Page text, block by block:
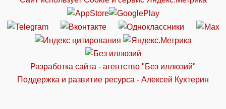
Разработка сайта - агентство "Без иллюзий"
Поддержка и развитие ресурса - Алексей Кухтерин